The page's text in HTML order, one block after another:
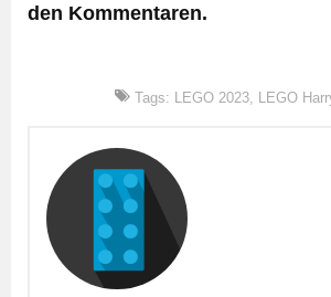
den Kommentaren.
Tags: LEGO 2023 LEGO